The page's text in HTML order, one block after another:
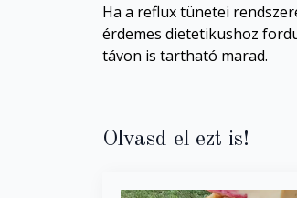
Ha a reflux tünetei
érdemes dietetikushoz
távon is tartható marad.
Olvasd el ezt is!